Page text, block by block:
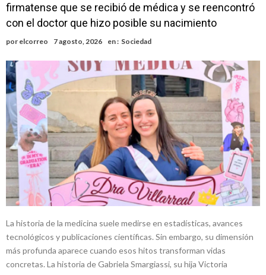
firmatense que se recibió de médica y se reencontró
con el doctor que hizo posible su nacimiento
por elcorreo 7 agosto, 2026 en : Sociedad
La historia de la medicina suele medirse en estadísticas, avances
tecnológicos y publicaciones científicas. Sin embargo, su dimensión
más profunda aparece cuando esos hitos transforman vidas
concretas. La historia de Gabriela Smargiassi, su hija Victoria